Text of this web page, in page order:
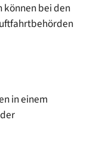
können bei den
in einem